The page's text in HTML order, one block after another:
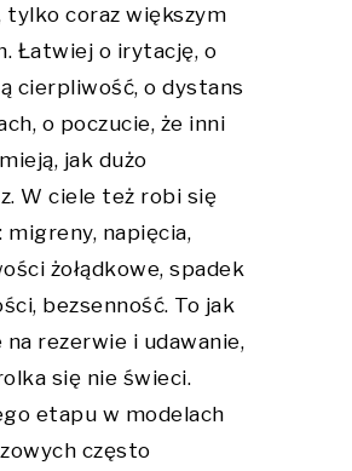
tylko coraz większym
Łatwiej o irytację, o
cierpliwość, o dystans
o poczucie, że inni
jak dużo
W ciele też robi się
migreny, napięcia,
żołądkowe, spadek
bezsenność. To jak
na rezerwie i udawanie,
się nie świeci.
etapu w modelach
często